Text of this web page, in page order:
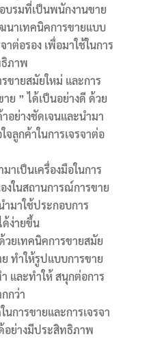
บรมที่เป็นพนักงานขาย
นาเทคนิคการขายแบบ
าต่อรอง เพื่อมาใช้ในการ
ภาพ
ขายสมัยใหม่ และการ
าย ”ได้เป็นอย่างดี ด้วย
อย่างชัดเจนและนำมา
จลูกค้าในการเจรจาต่อ
เป็นเครื่องมือในการ
งในสถานการณ์การขาย
มาใช้ประกอบการ
ด้ง่ายขึ้น
วยเทคนิคการขายสมัย
ย ทำให้รูปแบบการขาย
และทำให้ สนุกต่อการ
กว่า
การขายและการเจรจา
อย่างมีประสิทธิภาพ